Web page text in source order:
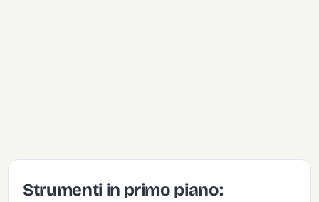
Strumenti in primo piano: